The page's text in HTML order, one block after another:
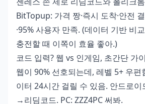
BitTopup: 가격 짱·즉시 도착·안전
·95% 사용자 만족. (데이터 기반 비
충전할 때 이쪽이 효율 좋아.)
코드 입력? 웹 vs 인게임, 초간단 가
웹이 90% 선호되는데, 레벨 5+ 우편
이터 24시간 걸릴 수 있음. 안드로이
→리딤코드. PC: ZZZ4PC 써봐.